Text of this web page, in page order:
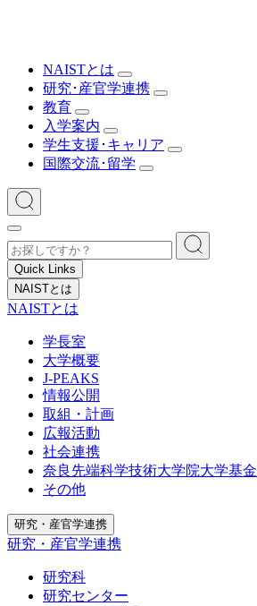
NAISTとは
研究･産官学連携
教育
入学案内
学生支援･キャリア
国際交流･留学
Quick Links
NAISTとは
NAISTとは
学長室
大学概要
J-PEAKS
情報公開
取組・計画
広報活動
社会連携
奈良先端科学技術大学院大学基金
その他
研究・産官学連携
研究・産官学連携
研究科
研究センター